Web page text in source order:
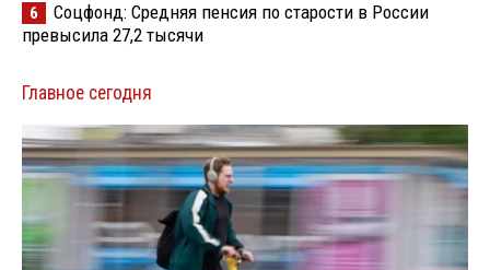
6
Соцфонд: Средняя пенсия по старости в России
превысила 27,2 тысячи
Главное сегодня